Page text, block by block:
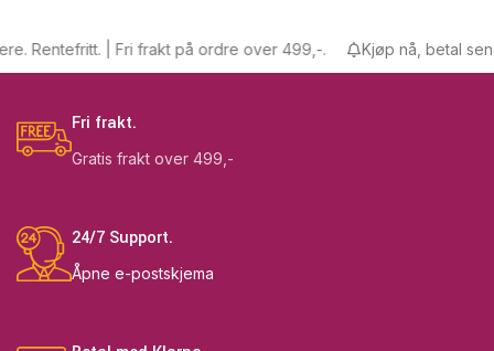
Rentefritt. | Fri frakt på ordre over 499,-. Kjøp nå, betal
Fri frakt.
Gratis frakt over 499,-
24/7 Support.
Åpne e-postskjema